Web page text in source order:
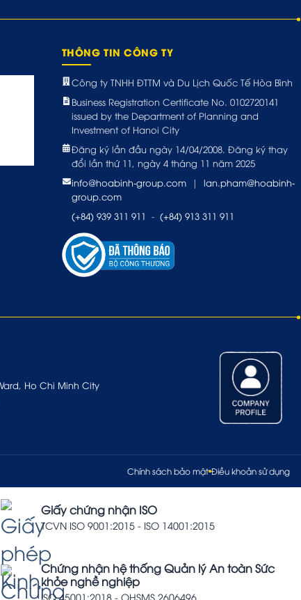
THÔNG TIN CÔNG TY
Công ty TNHH ĐTTM và Du Lịch Quốc Tế Hòa Bình
Business Registration Certificate No. 0102720141
issued by the Department of Planning and
Investment of Hanoi City
Đăng ký lần đầu ngày 14/04/2008. Đăng ký thay
đổi lần thứ 11, ngày 4 tháng 11 năm 2025
info@hoabinh-group.com
|
lan.pham@hoabinh-
group.com
(+84) 939 311 911 - (+84) 913 311 911
Ho Chi Minh City
Chính sách bảo mật Điều khoản sử dụng
Giấy chứng nhận ISO
TCVN ISO 9001:2015 - ISO 14001:2015
Chứng nhận hệ thống Quản lý An toàn Sức
khỏe nghề nghiệp
ISO 45001:2018 - OHSMS 2606496